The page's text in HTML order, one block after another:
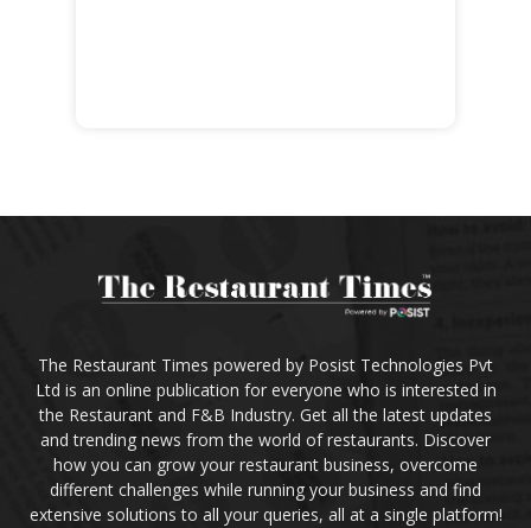
The Restaurant Times powered by Posist Technologies Pvt
Ltd is an online publication for everyone who is interested in
the Restaurant and F&B Industry. Get all the latest updates
and trending news from the world of restaurants. Discover
how you can grow your restaurant business, overcome
different challenges while running your business and find
extensive solutions to all your queries, all at a single platform!